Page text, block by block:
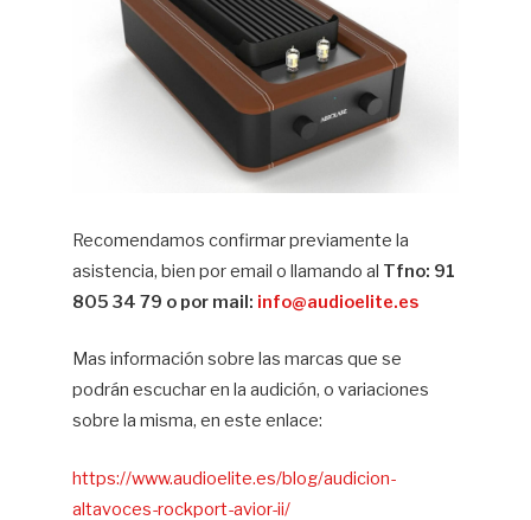
Recomendamos confirmar previamente la
asistencia, bien por email o llamando al Tfno: 91
805 34 79 o por mail: info@audioelite.es
Mas información sobre las marcas que se
podrán escuchar en la audición, o variaciones
sobre la misma, en este enlace:
https://www.audioelite.es/blog/audicion-
altavoces-rockport-avior-ii/